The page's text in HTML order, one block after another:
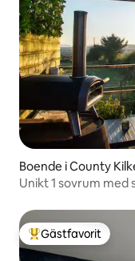
Boende i County
Unikt 1 sovrum
Populär gästfavorit
Gästfavorit